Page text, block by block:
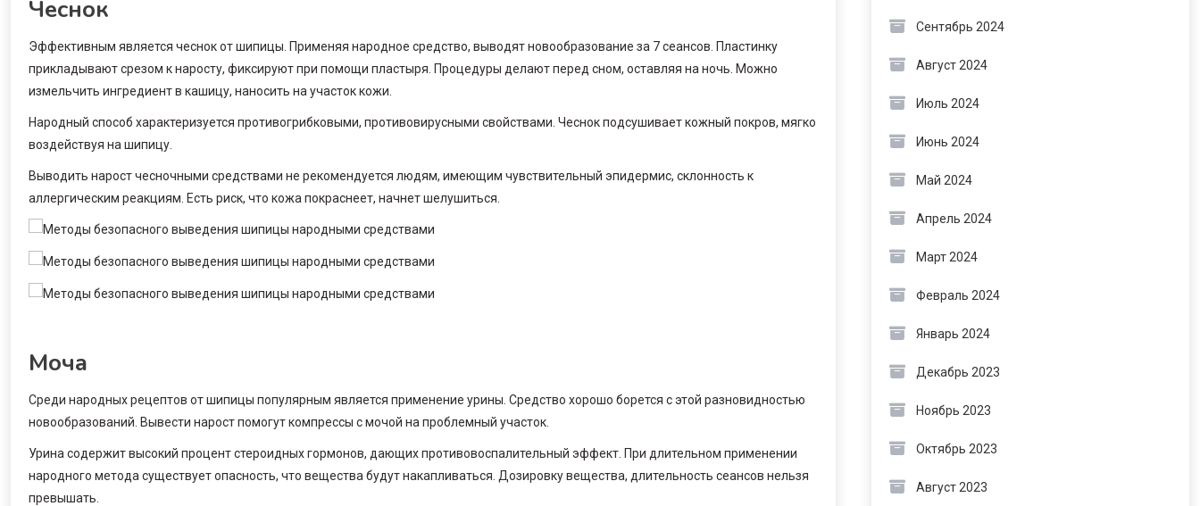
Чеснок
Эффективным является чеснок от шипицы. Применяя народное средство, выводят новообразование за 7 сеансов. Пластинку
прикладывают срезом к наросту, фиксируют при помощи пластыря. Процедуры делают перед сном, оставляя на ночь. Можно
измельчить ингредиент в кашицу, наносить на участок кожи.
Народный способ характеризуется противогрибковыми, противовирусными свойствами. Чеснок подсушивает кожный покров, мягко
воздействуя на шипицу.
Выводить нарост чесночными средствами не рекомендуется людям, имеющим чувствительный эпидермис, склонность к
аллергическим реакциям. Есть риск, что кожа покраснеет, начнет шелушиться.
Моча
Среди народных рецептов от шипицы популярным является применение урины. Средство хорошо борется с этой разновидностью
новообразований. Вывести нарост помогут компрессы с мочой на проблемный участок.
Урина содержит высокий процент стероидных гормонов, дающих противовоспалительный эффект. При длительном применении
народного метода существует опасность, что вещества будут накапливаться. Дозировку вещества, длительность сеансов нельзя
превышать.
Сентябрь 2024
Август 2024
Июль 2024
Июнь 2024
Май 2024
Апрель 2024
Март 2024
Февраль 2024
Январь 2024
Декабрь 2023
Ноябрь 2023
Октябрь 2023
Август 2023